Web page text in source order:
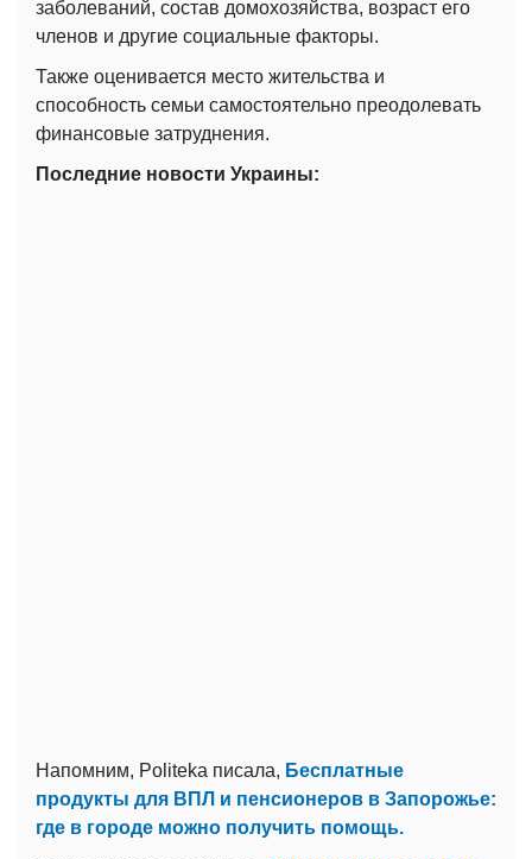
заболеваний, состав домохозяйства, возраст его
членов и другие социальные факторы.
Также оценивается место жительства и
способность семьи самостоятельно преодолевать
финансовые затруднения.
Последние новости Украины:
Напомним, Politeka писала, Бесплатные
продукты для ВПЛ и пенсионеров в Запорожье:
где в городе можно получить помощь.